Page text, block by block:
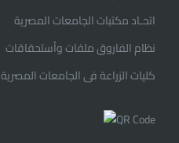
اتحـاد مكتبات الجامعات المصرية
نظام الفاروق ملفات وأستحقاقات
كليات الزراعة فى الجامعات المصرية